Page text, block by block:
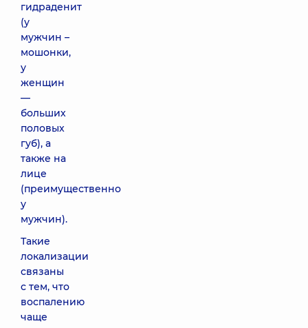
гидраденит
(у
мужчин –
мошонки,
у
женщин
—
больших
половых
губ), а
также на
лице
(преимущественно
у
мужчин).
Такие
локализации
связаны
с тем, что
воспалению
чаще